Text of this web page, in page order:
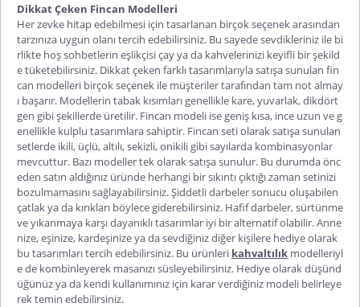
Dikkat Çeken Fincan Modelleri
Her zevke hitap edebilmesi için tasarlanan birçok seçenek arasından
tarzınıza uygun olanı tercih edebilirsiniz. Bu sayede sevdikleriniz ile bi
rlikte hoş sohbetlerin eşlikçisi çay ya da kahvelerinizi keyifli bir şekild
e tüketebilirsiniz. Dikkat çeken farklı tasarımlarıyla satışa sunulan fin
can modelleri birçok seçenek ile müşteriler tarafından tam not almay
ı başarır. Modellerin tabak kısımları genellikle kare, yuvarlak, dikdört
gen gibi şekillerde üretilir. Fincan modeli ise geniş kısa, ince uzun ve g
enellikle kulplu tasarımlara sahiptir. Fincan setiolarak satışa sunulan
setlerde ikili, üçlü, altılı, sekizli, onikili gibi sayılarda kombinasyonlar
mevcuttur. Bazı modeller tek olarak satışa sunulur. Bu durumda önc
eden satın aldığınız üründe herhangi bir sıkıntı çıktığı zaman setinizi
bozulmamasını sağlayabilirsiniz. Şiddetli darbeler sonucu oluşabilen
çatlak ya da kırıkları böylece giderebilirsiniz. Hafif darbeler, sürtünme
ve yıkanmaya karşı dayanıklı tasarımlar iyi bir alternatif olabilir. Anne
nize, eşinize, kardeşinize ya da sevdiğiniz diğer kişilere hediye olarak
bu tasarımları tercih edebilirsiniz. Bu ürünleri kahvaltılık modelleriyl
e de kombinleyerek masanızı süsleyebilirsiniz. Hediye olarak düşünd
üğünüz ya da kendi kullanımınız için karar verdiğiniz modeli belirleye
rek temin edebilirsiniz.